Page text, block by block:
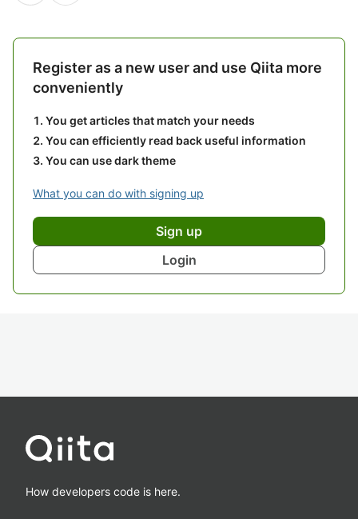
Register as a new user and use Qiita more
conveniently
You get articles that match your needs
You can efficiently read back useful information
You can use dark theme
What you can do with signing up
Sign up
Login
How developers code is here.